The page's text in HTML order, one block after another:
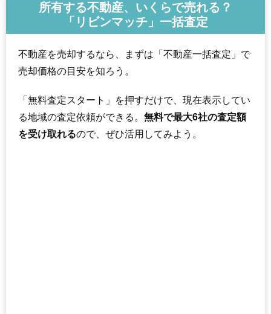
所有する不動産、いくらで売れる？
「リビンマッチ」一括査定
不動産を売却するなら、まずは「不動産一括査定」で
売却価格の目安を知ろう。
「無料査定スタート」を押すだけで、現在表示してい
る地域の査定依頼ができる。 無料で最大6社の査定額
を受け取れるので、ぜひ活用してみよう。